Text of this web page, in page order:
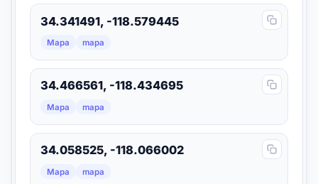
34.341491, -118.579445
Mapa mapa
34.466561, -118.434695
Mapa mapa
34.058525, -118.066002
Mapa mapa